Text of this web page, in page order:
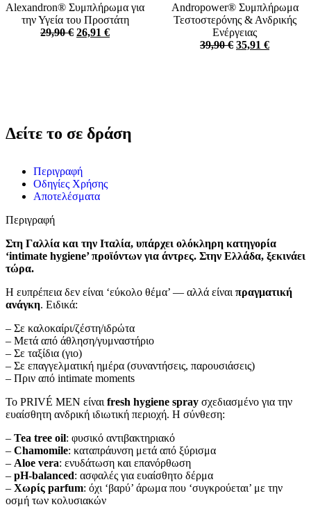
Alexandron® Συμπλήρωμα για
την Υγεία του Προστάτη
29,90€ 26,91 €
Andropower® Συμπλήρωμα
Τεστοστερόνης & Ανδρικής
Ενέργειας
39,90€ 35,91 €
Δείτε το σε δράση
Περιγραφή
Οδηγίες Χρήσης
Αποτελέσματα
Περιγραφή
Στη Γαλλία και την Ιταλία, υπάρχει ολόκληρη κατηγορία
‘intimate hygiene’ προϊόντων για άντρες. Στην Ελλάδα, ξεκινάει
τώρα.
Η ευπρέπεια δεν είναι ‘εύκολο θέμα’ — αλλά είναι πραγματική
ανάγκη. Ειδικά:
– Σε καλοκαίρι/ζέστη/ιδρώτα
– Μετά από άθληση/γυμναστήριο
– Σε ταξίδια (γιο)
– Σε επαγγελματική ημέρα (συναντήσεις, παρουσιάσεις)
– Πριν από intimate moments
Το PRIVÉ MEN είναι fresh hygiene spray σχεδιασμένο για την
ευαίσθητη ανδρική ιδιωτική περιοχή. Η σύνθεση:
– Tea tree oil: φυσικό αντιβακτηριακό
– Chamomile: καταπράυνση μετά από ξύρισμα
– Aloe vera: ενυδάτωση και επανόρθωση
– pH-balanced: ασφαλές για ευαίσθητο δέρμα
– Χωρίς parfum: όχι ‘βαρύ’ άρωμα που ‘συγκρούεται’ με την
οσμή των κολυσιακών